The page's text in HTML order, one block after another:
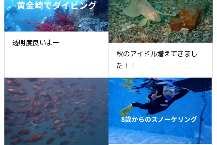
透明度良いよー
秋のアイドル増えてきまし
た！！